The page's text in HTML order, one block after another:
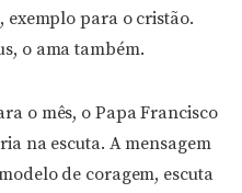
exemplo para o cristão.
o ama também.
o mês, o Papa Francisco
na escuta. A mensagem
de coragem, escuta